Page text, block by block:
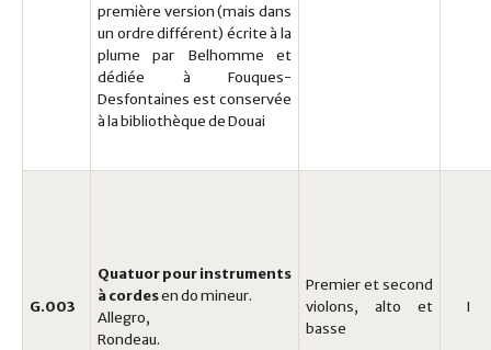
première version (mais dans
un ordre différent) écrite à la
plume par Belhomme et
dédiée à Fouques-
Desfontaines est conservée
à la bibliothèque de Douai
G.003
Quatuorpour instruments
à cordesen do mineur.
Allegro,
Rondeau.
Premier et second
violons, alto et
basse
I